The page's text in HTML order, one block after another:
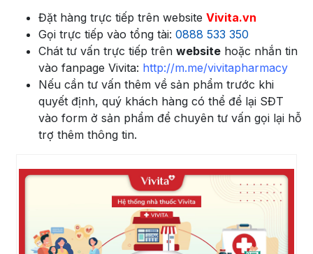
Đặt hàng trực tiếp trên website Vivita.vn
Gọi trực tiếp vào tổng tài: 0888 533 350
Chát tư vấn trực tiếp trên website hoặc nhắn tin
vào fanpage Vivita: http://m.me/vivitapharmacy
Nếu cần tư vấn thêm về sản phẩm trước khi
quyết định, quý khách hàng có thể để lại SĐT
vào form ở sản phẩm để chuyên tư vấn gọi lại hỗ
trợ thêm thông tin.